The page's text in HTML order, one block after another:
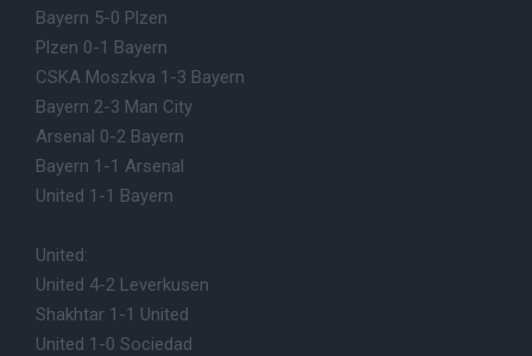
Bayern 5-0 Plzen
Plzen 0-1 Bayern
CSKA Moszkva 1-3 Bayern
Bayern 2-3 Man City
Arsenal 0-2 Bayern
Bayern 1-1 Arsenal
United 1-1 Bayern
United:
United 4-2 Leverkusen
Shakhtar 1-1 United
United 1-0 Sociedad